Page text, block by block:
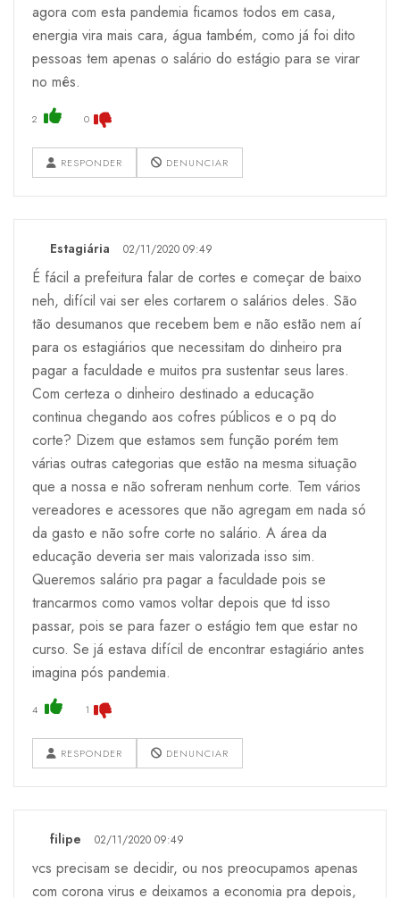
agora com esta pandemia ficamos todos em casa,
energia vira mais cara, água também, como já foi dito
pessoas tem apenas o salário do estágio para se virar
no mês.
2 0
RESPONDER DENUNCIAR
Estagiária 02/11/2020 09:49
É fácil a prefeitura falar de cortes e começar de baixo
neh, difícil vai ser eles cortarem o salários deles. São
tão desumanos que recebem bem e não estão nem aí
para os estagiários que necessitam do dinheiro pra
pagar a faculdade e muitos pra sustentar seus lares.
Com certeza o dinheiro destinado a educação
continua chegando aos cofres públicos e o pq do
corte? Dizem que estamos sem função porém tem
várias outras categorias que estão na mesma situação
que a nossa e não sofreram nenhum corte. Tem vários
vereadores e acessores que não agregam em nada só
da gasto e não sofre corte no salário. A área da
educação deveria ser mais valorizada isso sim.
Queremos salário pra pagar a faculdade pois se
trancarmos como vamos voltar depois que td isso
passar, pois se para fazer o estágio tem que estar no
curso. Se já estava difícil de encontrar estagiário antes
imagina pós pandemia.
4 1
RESPONDER DENUNCIAR
filipe 02/11/2020 09:49
vcs precisam se decidir, ou nos preocupamos apenas
com corona virus e deixamos a economia pra depois,